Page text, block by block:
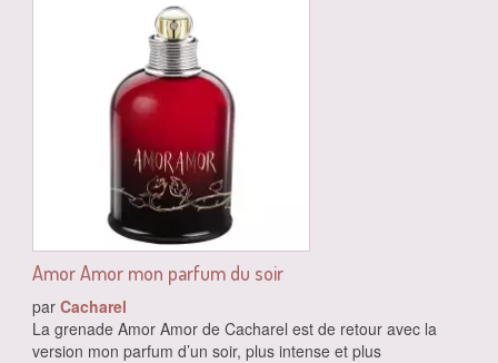
Amor Amor mon parfum du soir
par Cacharel
La grenade Amor Amor de Cacharel est de retour avec la
version mon parfum d’un soir, plus intense et plus